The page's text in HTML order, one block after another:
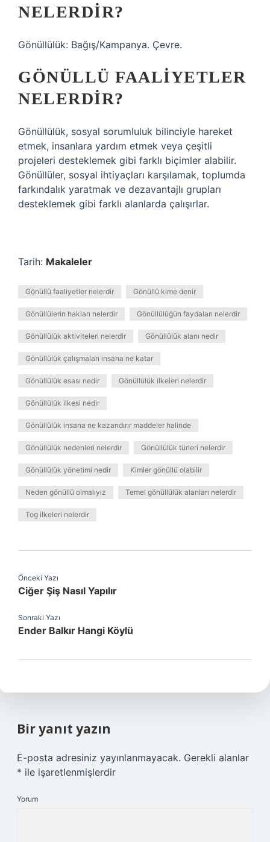
NELERDIR?
Gönüllülük: Bağış/Kampanya. Çevre.
GÖNÜLLÜ FAALIYETLER
NELERDIR?
Gönüllülük, sosyal sorumluluk bilinciyle hareket
etmek, insanlara yardım etmek veya çeşitli
projeleri desteklemek gibi farklı biçimler alabilir.
Gönüllüler, sosyal ihtiyaçları karşılamak, toplumda
farkındalık yaratmak ve dezavantajlı grupları
desteklemek gibi farklı alanlarda çalışırlar.
Tarih: Makaleler
Gönüllü faaliyetler nelerdir Gönüllü kime denir
Gönüllülerin hakları nelerdir Gönüllülüğün faydaları nelerdir
Gönüllülük aktiviteleri nelerdir Gönüllülük alanı nedir
Gönüllülük çalışmaları insana ne katar
Gönüllülük esası nedir Gönüllülük ilkeleri nelerdir
Gönüllülük ilkesi nedir
Gönüllülük insana ne kazandırır maddeler halinde
Gönüllülük nedenleri nelerdir Gönüllülük türleri nelerdir
Gönüllülük yönetimi nedir Kimler gönüllü olabilir
Neden gönüllü olmalıyız Temel gönüllülük alanları nelerdir
Tog ilkeleri nelerdir
Önceki Yazı
Ciğer Şiş Nasıl Yapılır
Sonraki Yazı
Ender Balkır Hangi Köylü
Bir yanıt yazın
E-posta adresiniz yayınlanmayacak. Gerekli alanlar
* ile işaretlenmişlerdir
Yorum